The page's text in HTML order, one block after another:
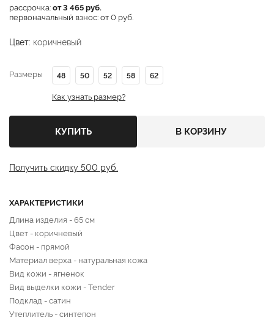
рассрочка:от 3 465 руб.
первоначальный взнос: от 0 руб.
Цвет: коричневый
Размеры 48 50 52 58 62
Как узнать размер?
КУПИТЬ В КОРЗИНУ
Получить скидку 500 руб.
ХАРАКТЕРИСТИКИ
Длина изделия - 65 см
Цвет - коричневый
Фасон - прямой
Материал верха - натуральная кожа
Вид кожи - ягненок
Вид выделки кожи - Tender
Подклад - сатин
Утеплитель - синтепон